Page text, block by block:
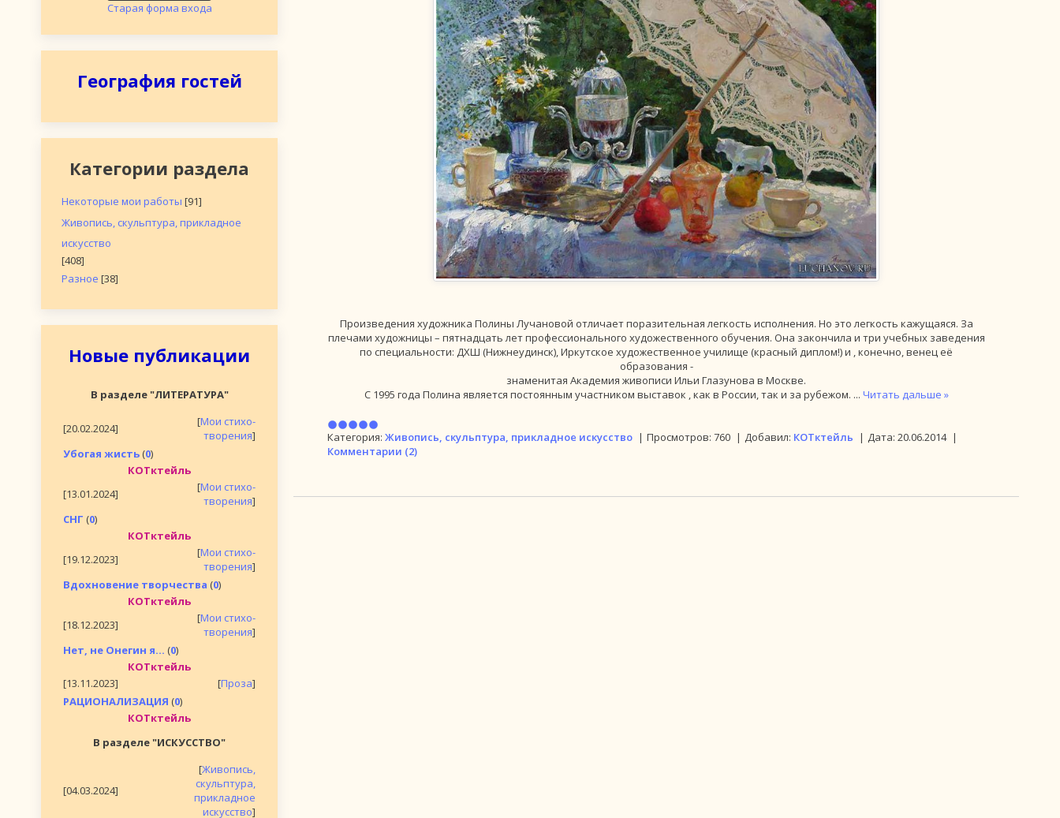
Старая форма входа
География гостей
Категории раздела
Некоторые мои работы [91]
Живопись, скульптура, прикладное
искусство
[408]
Разное [38]
Новые публикации
В разделе "ЛИТЕРАТУРА"
[20.02.2024] [Мои стихо-
творения]
Убогая жисть (0)
КОТктейль
[13.01.2024]
[Мои стихо-
творения]
СНГ (0)
КОТктейль
[19.12.2023]
[Мои стихо-
творения]
Вдохновение творчества (0)
КОТктейль
[18.12.2023]
[Мои стихо-
творения]
Нет, не Онегин я... (0)
КОТктейль
[13.11.2023]
[Проза]
РАЦИОНАЛИЗАЦИЯ (0)
КОТктейль
В разделе "ИСКУССТВО"
[04.03.2024]
[Живопись,
скульптура,
прикладное
искусство]
Произведения художника Полины Лучановой отличает поразительная легкость исполнения. Но это легкость кажущаяся. За
плечами художницы – пятнадцать лет профессионального художественного обучения. Она закончила и три учебных заведения
по специальности: ДХШ (Нижнеудинск), Иркутское художественное училище (красный диплом!) и , конечно, венец её
образования -
знаменитая Академия живописи Ильи Глазунова в Москве.
С 1995 года Полина является постоянным участником выставок , как в России, так и за рубежом. ... Читать дальше »
Категория: Живопись, скульптура, прикладное искусство | Просмотров: 760 | Добавил: КОТктейль | Дата: 20.06.2014 |
Комментарии (2)